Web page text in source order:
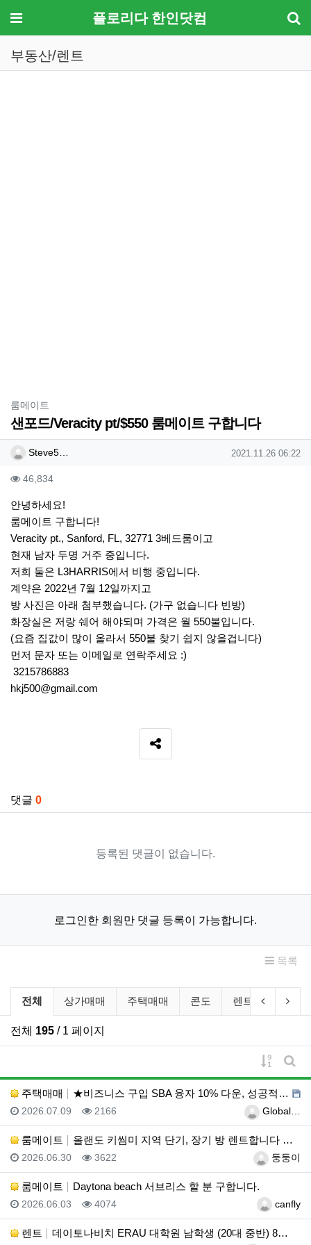
메뉴 플로리다 한인닷컴
부동산/렌트
룸메이트
샌포드/Veracity pt/$550 룸메이트 구합니다
작성자 정보
Steve5… 작성일
2021.11.26 06:22
컨텐츠 정보
46,834조회
본문
안녕하세요!
룸메이트 구합니다!
Veracity pt., Sanford, FL, 32771 3베드룸이고
현재 남자 두명 거주 중입니다.
저희 둘은 L3HARRIS에서 비행 중입니다.
계약은 2022년 7월 12일까지고
방 사진은 아래 첨부했습니다. (가구 없습니다 빈방)
화장실은 저랑 쉐어 해야되며 가격은 월 550불입니다.
(요즘 집값이 많이 올라서 550불 찾기 쉽지 않을겁니다)
먼저 문자 또는 이메일로 연락주세요 :)
3215786883
hkj500@gmail.com
SNS 공유
댓글 0
등록된 댓글이 없습니다.
로그인한 회원만 댓글 등록이 가능합니다.
목록
부동산/렌트 분류 목록
전체 상가매매 주택매매 콘도 렌트 룸메이
이전 분류
다
전체 195 / 1 페이지
게시물
게
주택매매
★비즈니스 구입 SBA 융자 10% 다운, 성공적인 비…
등록자Global…
등록일
2026.07.09 조회
2166
룸메이트 올랜도 키씸미 지역 단기, 장기 방 렌트합니다 연락주세…
등록자둥둥이
등록일
2026.06.30 조회
3622
룸메이트 Daytona beach 서브리스 할 분 구합니다.
등록자canfly
등록일
2026.06.03 조회
4074
렌트 데이토나비치 ERAU 대학원 남학생 (20대 중반) 8…